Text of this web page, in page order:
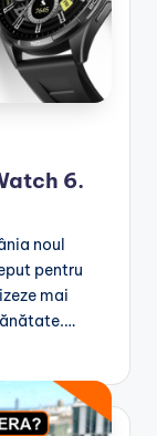
6.
noul
pentru
mai